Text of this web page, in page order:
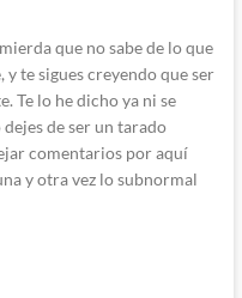
que no sabe de lo que
y te sigues creyendo que ser
Te lo he dicho ya ni se
de ser un tarado
comentarios por aquí
y otra vez lo subnormal